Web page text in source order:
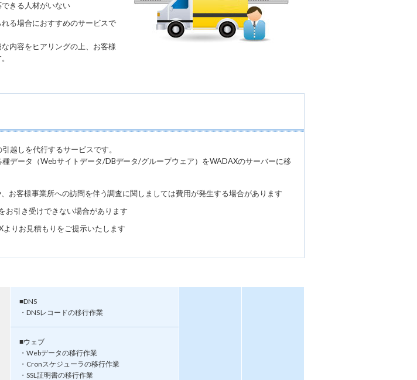
きる人材がいない
る場合におすすめのサービスで
内容をヒアリングの上、お客様
越しを代行するサービスです。
種データ（Webサイトデータ/DBデータ/グループウェア）をWADAXのサーバーに移
お客様事業所への訪問を伴う調査に関しましては費用が発生する場合があります
お引き受けできない場合があります
りお見積もりをご提示いたします
■DNS
・DNSレコードの移行作業
■ウェブ
・Webデータの移行作業
・Cronスケジューラの移行作業
・SSL証明書の移行作業